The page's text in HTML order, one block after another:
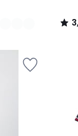
/